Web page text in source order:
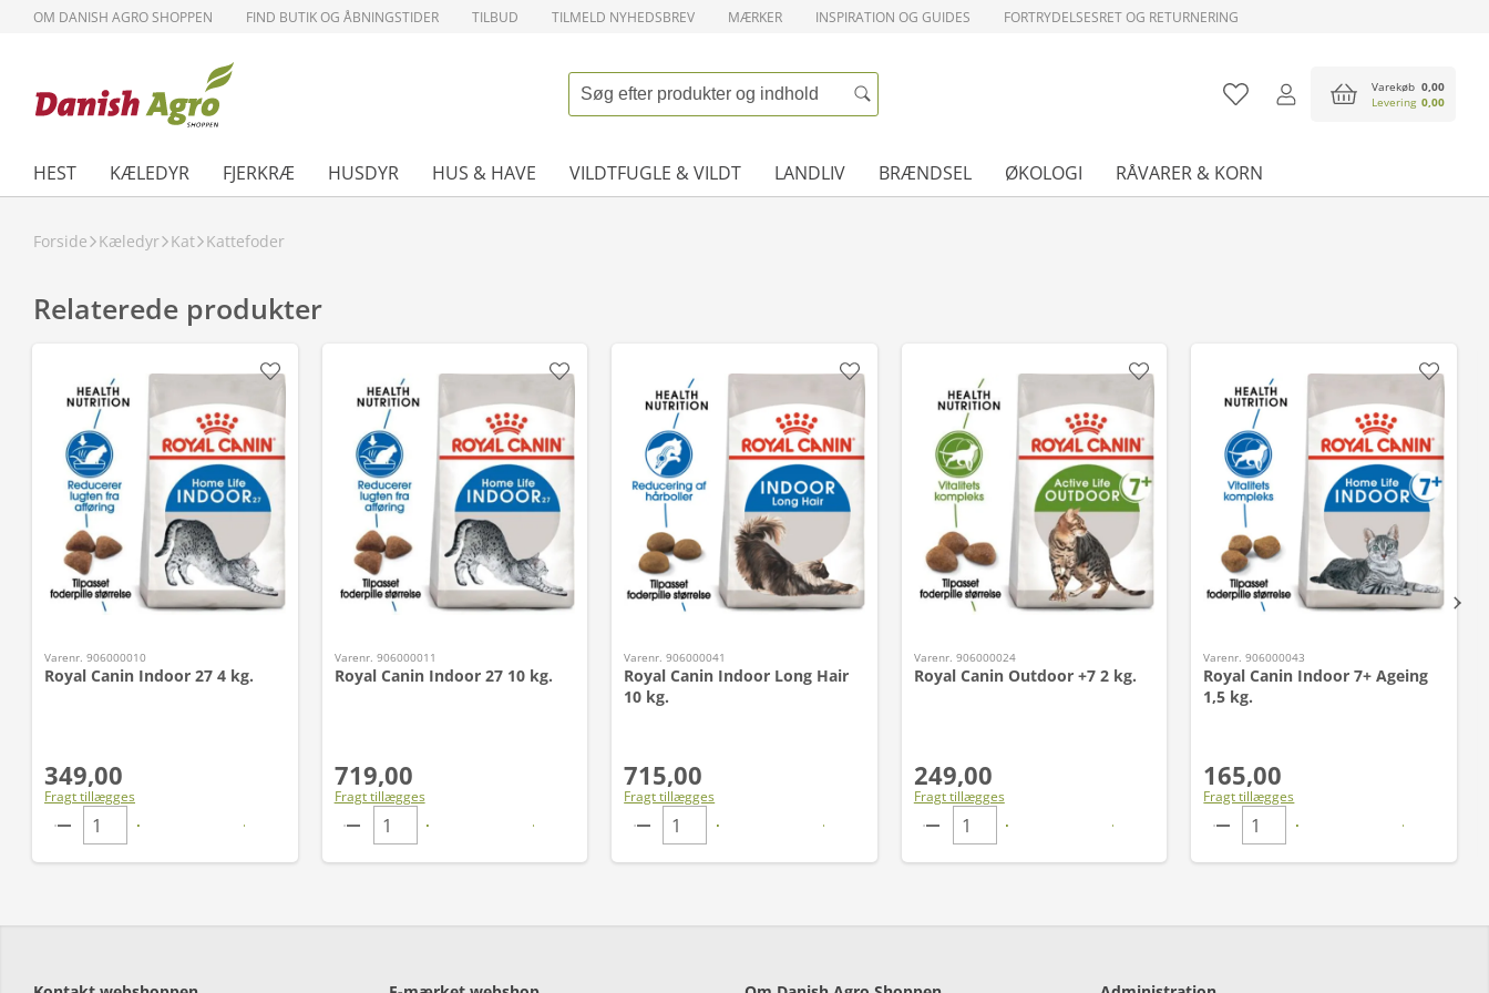
OM DANISH AGRO SHOPPEN FIND BUTIK OG ÅBNINGSTIDER TILBUD TILMELD NYHEDSBREV MÆRKER INSPIRATION OG GUIDES FORTRYDELSESRET OG RETURNERING
Varekøb 0,00
Levering 0,00
HEST KÆLEDYR FJERKRÆ HUSDYR HUS & HAVE VILDTFUGLE & VILDT LANDLIV BRÆNDSEL ØKOLOGI RÅVARER & KORN
Forside Kæledyr Kat Kattefoder
Relaterede produkter
Varenr. 906000010
Royal Canin Indoor 27 4 kg.
349,00
Fragt tillægges
Varenr. 906000011
Royal Canin Indoor 27 10 kg.
719,00
Fragt tillægges
Varenr. 906000041
Royal Canin Indoor Long Hair
10 kg.
715,00
Fragt tillægges
Varenr. 906000024
Royal Canin Outdoor +7 2 kg.
249,00
Fragt tillægges
Varenr. 906000043
Royal Canin Indoor 7+ Ageing
1,5 kg.
165,00
Fragt tillægges